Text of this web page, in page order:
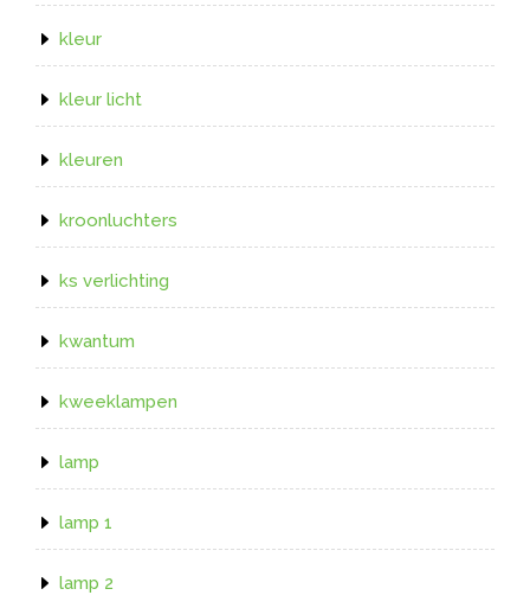
kleur
kleur licht
kleuren
kroonluchters
ks verlichting
kwantum
kweeklampen
lamp
lamp 1
lamp 2